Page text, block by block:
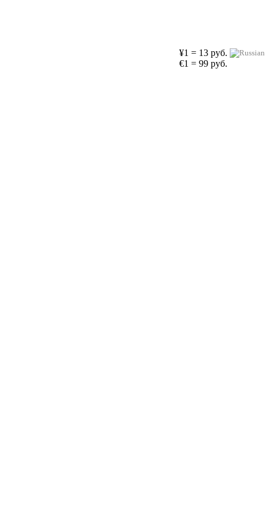
¥1 = 13 руб.
€1 = 99 руб.